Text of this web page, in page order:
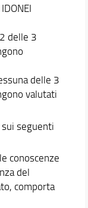
delle 3
delle 3
valutati
seguenti
conoscenze
del
comporta